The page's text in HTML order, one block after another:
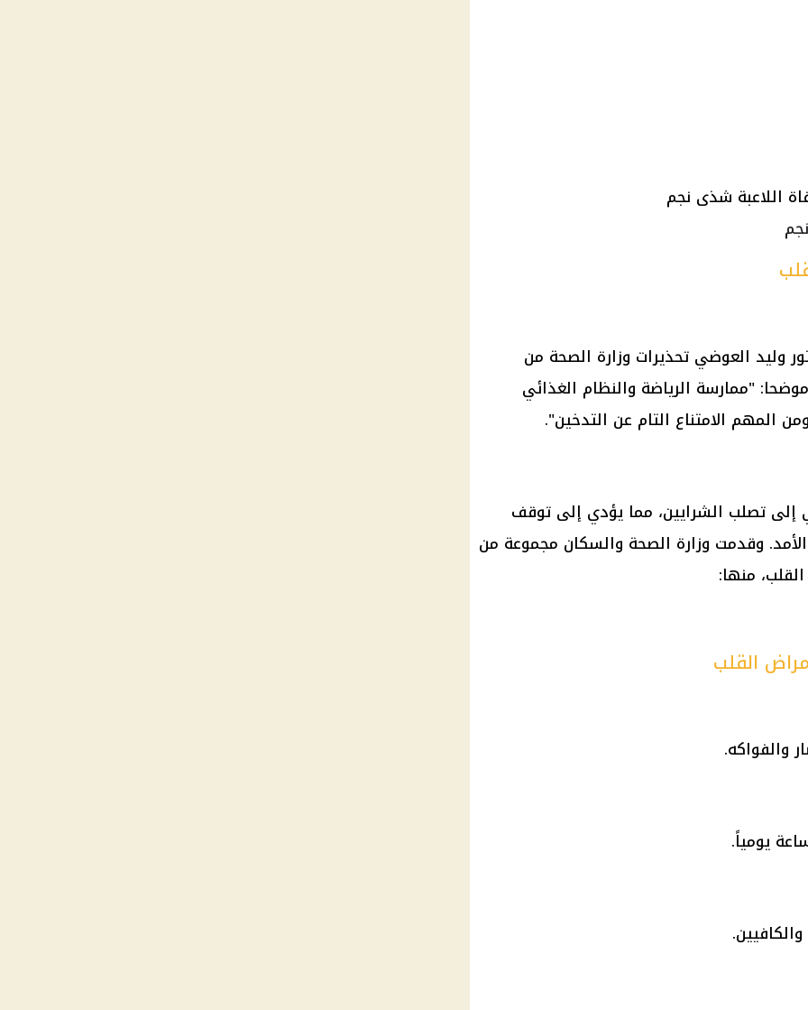
وليد العوضي تحذيرات وزارة الصحة من
"ممارسة الرياضة والنظام الغذائي
المهم الامتناع التام عن التدخين".
إلى تصلب الشرايين، مما يؤدي إلى توقف
وقدمت وزارة الصحة والسكان مجموعة من
منها:
القلب
والفواكه.
يومياً.